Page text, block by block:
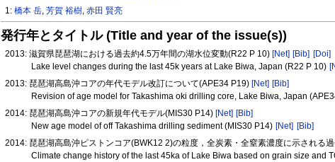
1:橋本 岳,芳賀 裕樹,赤田 賢亮
発行年とタイトル (Title and year of the issue(s))
2013: 滋賀県琵琶湖における過去約4.5万年間の湖水位変動(R22 P 10) [Net] [Bib] [Doi]
Lake level changes during the last 45k years at Lake Biwa, Japan (R22 P 10)
2013: 琵琶湖高島沖コアの年代モデル改訂について(APE34 P19) [Net] [Bib]
Revision of age model for Takashima oki drilling core, Lake Biwa, Japan
2014: 琵琶湖高島沖コアの新規年代モデル(MIS30 P14) [Net] [Bib]
New age model of off Takashima drilling sediment (MIS30 P14) [Net] [Bib]
2014: 琵琶湖高島沖ピストンコア(BWK12 2)の粒度，全炭素・全窒素濃度に示される
Climate change history of the last 45ka of Lake Biwa based on grain size and